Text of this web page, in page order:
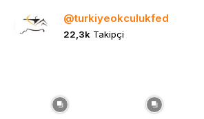
@turkiyeokculukfed
22,3k Takipçi